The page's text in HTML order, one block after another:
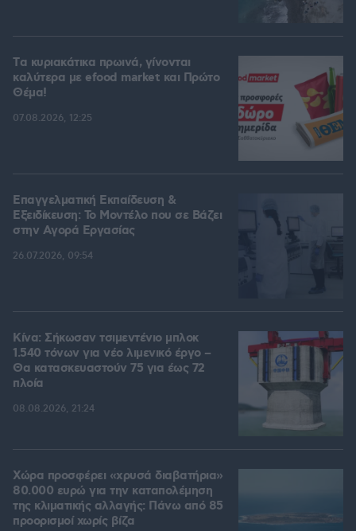
Tα κυριακάτικα πρωινά, γίνονται
καλύτερα με efood market και Πρώτο
Θέμα!
07.08.2026, 12:25
Επαγγελματική Εκπαίδευση &
Εξειδίκευση: Το Mοντέλο που σε Bάζει
στην Aγορά Eργασίας
26.07.2026, 09:54
Κίνα: Σήκωσαν τσιμεντένιο μπλοκ
1.540 τόνων για νέο λιμενικό έργο –
Θα κατασκευαστούν 75 για έως 72
πλοία
08.08.2026, 21:24
Χώρα προσφέρει «χρυσά διαβατήρια»
80.000 ευρώ για την καταπολέμηση
της κλιματικής αλλαγής: Πάνω από 85
προορισμοί χωρίς βίζα